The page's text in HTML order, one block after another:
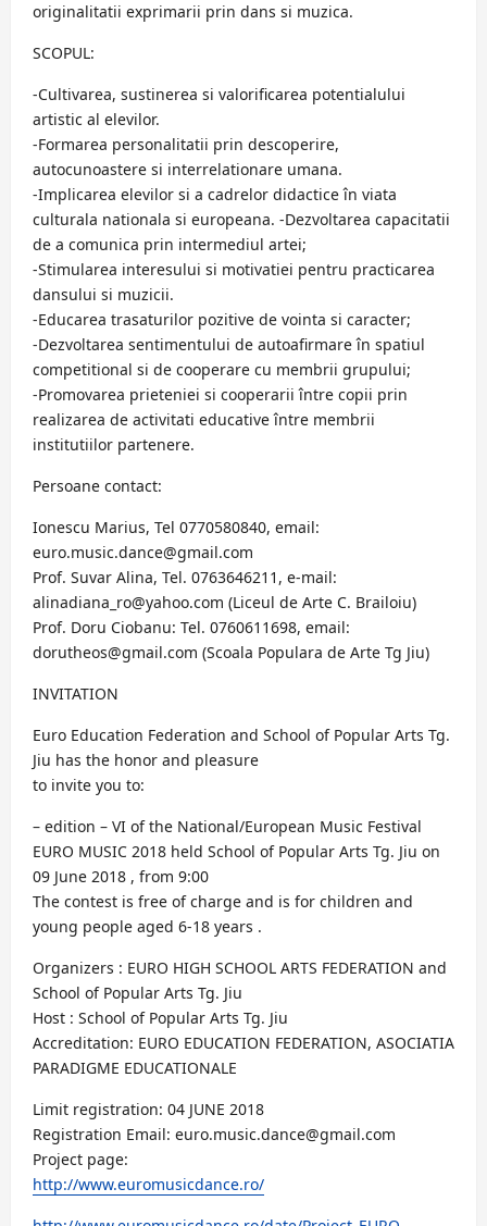
originalitatii exprimarii prin dans si muzica.
SCOPUL:
-Cultivarea, sustinerea si valorificarea potentialului
artistic al elevilor.
-Formarea personalitatii prin descoperire,
autocunoastere si interrelationare umana.
-Implicarea elevilor si a cadrelor didactice în viata
culturala nationala si europeana. -Dezvoltarea capacitatii
de a comunica prin intermediul artei;
-Stimularea interesului si motivatiei pentru practicarea
dansului si muzicii.
-Educarea trasaturilor pozitive de vointa si caracter;
-Dezvoltarea sentimentului de autoafirmare în spatiul
competitional si de cooperare cu membrii grupului;
-Promovarea prieteniei si cooperarii între copii prin
realizarea de activitati educative între membrii
institutiilor partenere.
Persoane contact:
Ionescu Marius, Tel 0770580840, email:
euro.music.dance@gmail.com
Prof. Suvar Alina, Tel. 0763646211, e-mail:
alinadiana_ro@yahoo.com (Liceul de Arte C. Brailoiu)
Prof. Doru Ciobanu: Tel. 0760611698, email:
dorutheos@gmail.com (Scoala Populara de Arte Tg Jiu)
INVITATION
Euro Education Federation and School of Popular Arts Tg.
Jiu has the honor and pleasure
to invite you to:
– edition – VI of the National/European Music Festival
EURO MUSIC 2018 held School of Popular Arts Tg. Jiu on
09 June 2018 , from 9:00
The contest is free of charge and is for children and
young people aged 6-18 years .
Organizers : EURO HIGH SCHOOL ARTS FEDERATION and
School of Popular Arts Tg. Jiu
Host : School of Popular Arts Tg. Jiu
Accreditation: EURO EDUCATION FEDERATION, ASOCIATIA
PARADIGME EDUCATIONALE
Limit registration: 04 JUNE 2018
Registration Email: euro.music.dance@gmail.com
Project page:
http://www.euromusicdance.ro/